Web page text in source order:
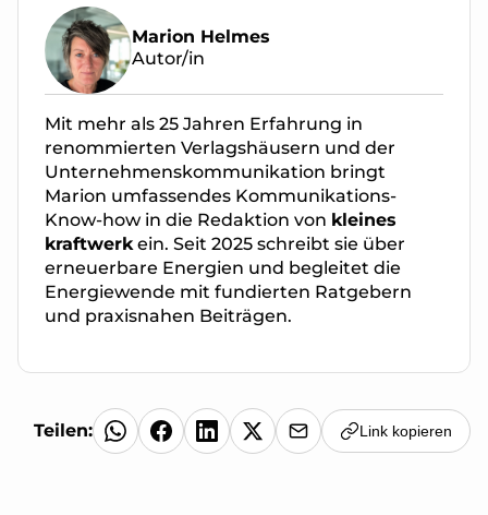
Marion Helmes
Autor/in
Mit mehr als 25 Jahren Erfahrung in
renommierten Verlagshäusern und der
Unternehmenskommunikation bringt
Marion umfassendes Kommunikations-
Know-how in die Redaktion von kleines
kraftwerk ein. Seit 2025 schreibt sie über
erneuerbare Energien und begleitet die
Energiewende mit fundierten Ratgebern
und praxisnahen Beiträgen.
Teilen: Link kopieren